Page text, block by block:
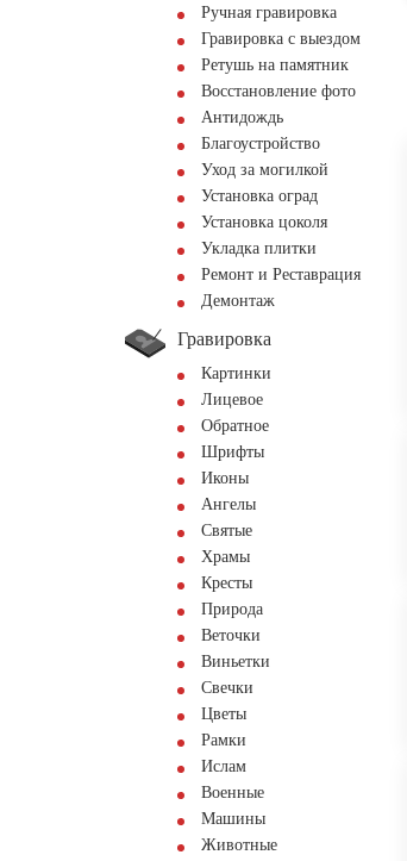
Ручная гравировка
Гравировка с выездом
Ретушь на памятник
Восстановление фото
Антидождь
Благоустройство
Уход за могилкой
Установка оград
Установка цоколя
Укладка плитки
Ремонт и Реставрация
Демонтаж
Гравировка
Картинки
Лицевое
Обратное
Шрифты
Иконы
Ангелы
Святые
Храмы
Кресты
Природа
Веточки
Виньетки
Свечки
Цветы
Рамки
Ислам
Военные
Машины
Животные